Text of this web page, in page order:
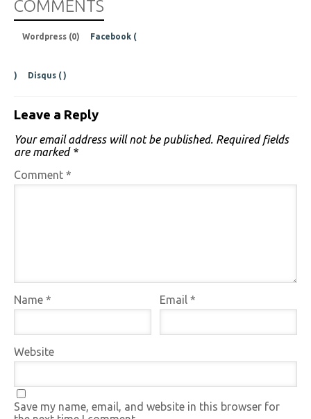
COMMENTS
Wordpress (0) Facebook (
) Disqus ( )
Leave a Reply
Your email address will not be published. Required fields
are marked *
Comment *
Name * Email*
Website
Save my name, email, and website in this browser for